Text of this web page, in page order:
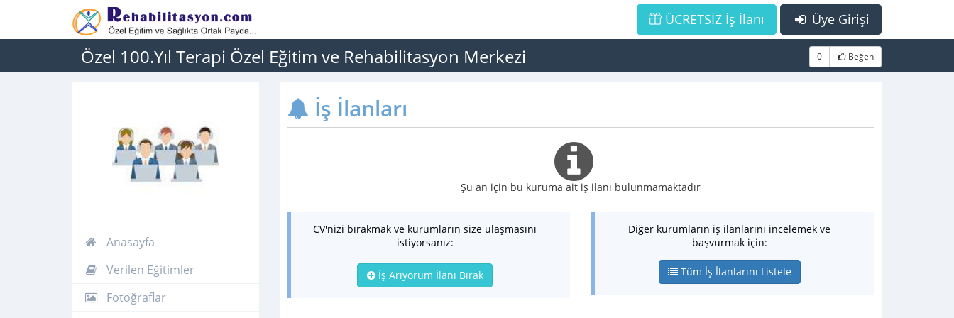
Üye Girişi
ÜCRETSİZ İş İlanı
Özel 100.Yıl Terapi Özel Eğitim ve Rehabilitasyon Merkezi 0 Beğen
Anasayfa
Verilen Eğitimler
Fotoğraflar
İş İlanları
Şu an için bu kuruma ait iş ilanı bulunmamaktadır
CV'nizi bırakmak ve kurumların size ulaşmasını
istiyorsanız:
İş Arıyorum İlanı Bırak
Diğer kurumların iş ilanlarını incelemek ve
başvurmak için:
Tüm İş İlanlarını Listele